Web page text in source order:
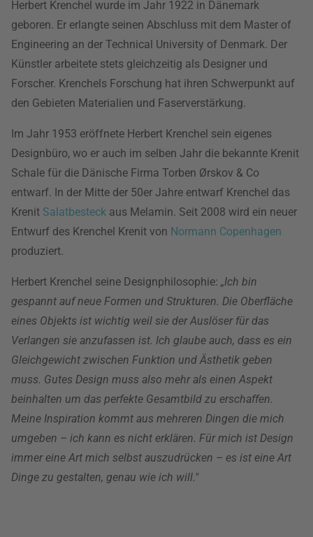
Herbert Krenchel wurde im Jahr 1922 in Dänemark
geboren. Er erlangte seinen Abschluss mit dem Master of
Engineering an der Technical University of Denmark. Der
Künstler arbeitete stets gleichzeitig als Designer und
Forscher. Krenchels Forschung hat ihren Schwerpunkt auf
den Gebieten Materialien und Faserverstärkung.
Im Jahr 1953 eröffnete Herbert Krenchel sein eigenes
Designbüro, wo er auch im selben Jahr die bekannte Krenit
Schale für die Dänische Firma Torben Ørskov & Co
entwarf. In der Mitte der 50er Jahre entwarf Krenchel das
Krenit Salatbesteck aus Melamin. Seit 2008 wird ein neuer
Entwurf des Krenchel Krenit von Normann Copenhagen
produziert.
Herbert Krenchel seine Designphilosophie: „Ich bin
gespannt auf neue Formen und Strukturen. Die Oberfläche
eines Objekts ist wichtig weil sie der Auslöser für das
Verlangen sie anzufassen ist. Ich glaube auch, dass es ein
Gleichgewicht zwischen Funktion und Ästhetik geben
muss. Gutes Design muss also mehr als einen Aspekt
beinhalten um das perfekte Gesamtbild zu erschaffen.
Meine Inspiration kommt aus mehreren Dingen die mich
umgeben – ich kann es nicht erklären. Für mich ist Design
immer eine Art mich selbst auszudrücken – es ist eine Art
Dinge zu gestalten, genau wie ich will."